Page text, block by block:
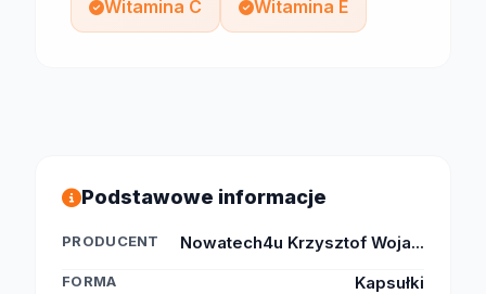
Witamina C Witamina E
Podstawowe informacje
PRODUCENT Nowatech4u Krzysztof Woja...
FORMA Kapsułki